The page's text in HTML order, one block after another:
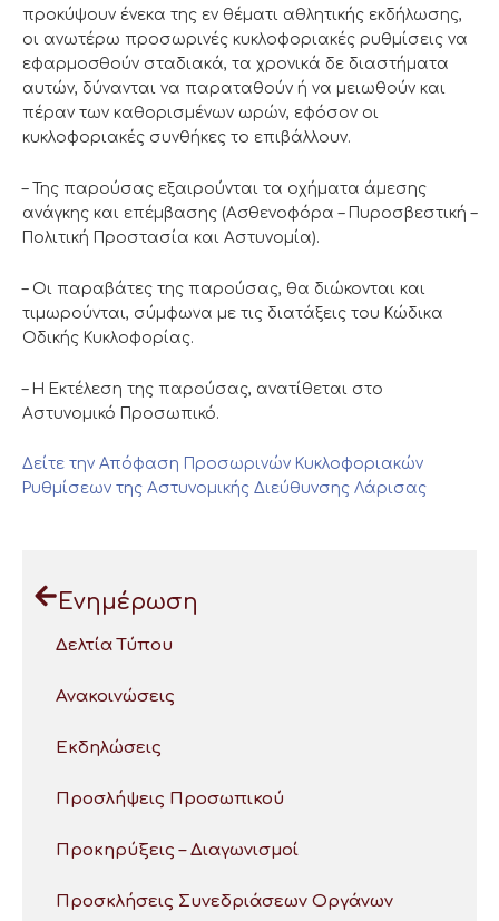
προκύψουν ένεκα της εν θέματι αθλητικής εκδήλωσης,
οι ανωτέρω προσωρινές κυκλοφοριακές ρυθμίσεις να
εφαρμοσθούν σταδιακά, τα χρονικά δε διαστήματα
αυτών, δύνανται να παραταθούν ή να μειωθούν και
πέραν των καθορισμένων ωρών, εφόσον οι
κυκλοφοριακές συνθήκες το επιβάλλουν.
– Της παρούσας εξαιρούνται τα οχήματα άμεσης
ανάγκης και επέμβασης (Ασθενοφόρα – Πυροσβεστική –
Πολιτική Προστασία και Αστυνομία).
– Οι παραβάτες της παρούσας, θα διώκονται και
τιμωρούνται, σύμφωνα με τις διατάξεις του Κώδικα
Οδικής Κυκλοφορίας.
– Η Εκτέλεση της παρούσας, ανατίθεται στο
Αστυνομικό Προσωπικό.
Δείτε την Απόφαση Προσωρινών Κυκλοφοριακών
Ρυθμίσεων της Αστυνομικής Διεύθυνσης Λάρισας
Ενημέρωση
Δελτία Τύπου
Ανακοινώσεις
Εκδηλώσεις
Προσλήψεις Προσωπικού
Προκηρύξεις – Διαγωνισμοί
Προσκλήσεις Συνεδριάσεων Οργάνων